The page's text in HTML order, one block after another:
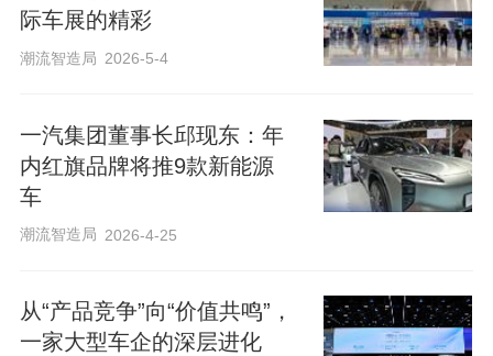
际车展的精彩
潮流智造局 2026-5-4
一汽集团董事长邱现东：年
内红旗品牌将推9款新能源
车
潮流智造局 2026-4-25
从“产品竞争”向“价值共鸣”，
一家大型车企的深层进化